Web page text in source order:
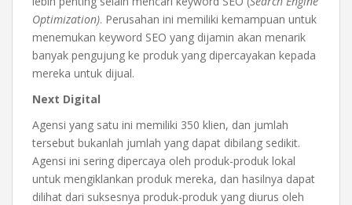
Optimization). Perusahan ini memiliki kemampuan untuk
menemukan keyword SEO yang dijamin akan menarik
banyak pengujung ke produk yang dipercayakan kepada
mereka untuk dijual.
Next Digital
Agensi yang satu ini memiliki 350 klien, dan jumlah
tersebut bukanlah jumlah yang dapat dibilang sedikit.
Agensi ini sering dipercaya oleh produk-produk lokal
untuk mengiklankan produk mereka, dan hasilnya dapat
dilihat dari suksesnya produk-produk yang diurus oleh